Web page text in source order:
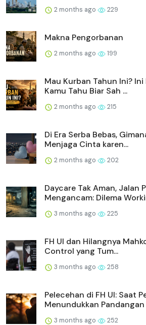
2 months ago 229
Makna Pengorbanan
2 months ago 199
Mau Kurban Tahun Ini? Ini
Kamu Tahu Biar Sah ...
2 months ago 215
Di Era Serba Bebas,
Menjaga Cinta karen...
2 months ago 202
Daycare Tak Aman, Jalan
Mengancam: Dilema
3 months ago 225
FH UI dan Hilangnya
Control yang Tum...
3 months ago 258
Pelecehan di FH UI: Saat
Menundukkan Pandangan
3 months ago 252